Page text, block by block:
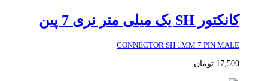
کانکتور SH یک میلی متر نری 7 پین
CONNECTOR SH 1MM 7 PIN MALE
17,500 تومان